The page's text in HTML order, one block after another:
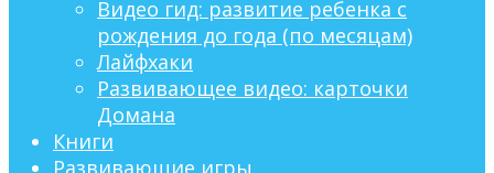
Видео гид: развитие ребенка с
рождения до года (по месяцам)
Лайфхаки
Развивающее видео: карточки
Домана
Книги
Развивающие игры